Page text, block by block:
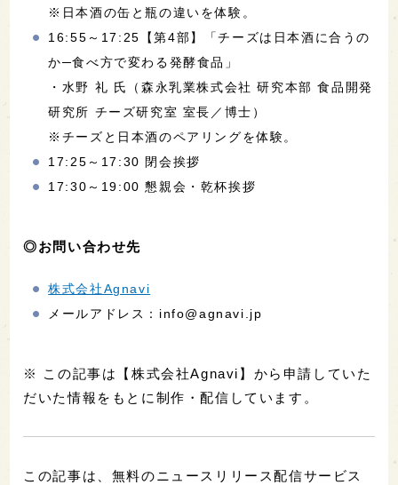
※日本酒の缶と瓶の違いを体験。
16:55～17:25【第4部】「チーズは日本酒に合うの
か─食べ方で変わる発酵食品」
・水野 礼 氏（森永乳業株式会社 研究本部 食品開発
研究所 チーズ研究室 室長／博士）
※チーズと日本酒のペアリングを体験。
17:25～17:30 閉会挨拶
17:30～19:00 懇親会・乾杯挨拶
◎お問い合わせ先
株式会社Agnavi
メールアドレス：info@agnavi.jp
※ この記事は【株式会社Agnavi】から申請していた
だいた情報をもとに制作・配信しています。
この記事は、無料のニュースリリース配信サービス